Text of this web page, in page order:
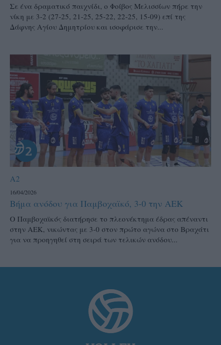
Σε ένα δραματικό παιχνίδι, ο Φοίβος Μελισσίων πήρε την
νίκη με 3-2 (27-25, 21-25, 25-22, 22-25, 15-09) επί της
Δάφνης Αγίου Δημητρίου και ισοφάρισε την...
A2
16/04/2026
Βήμα ανόδου για Παμβοχαϊκό, 3-0 την ΑΕΚ
Ο Παμβοχαϊκός διατήρησε το πλεονέκτημα έδρας απέναντι
στην ΑΕΚ, νικώντας με 3-0 στον πρώτο αγώνα στο Βραχάτι
για να προηγηθεί στη σειρά των τελικών ανόδου...